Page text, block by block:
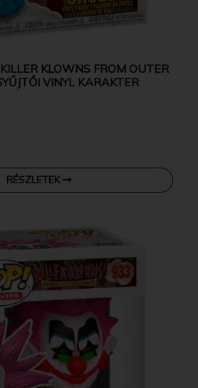
KLOWNS FROM OUTER
VINYL KARAKTER
RÉSZLETEK